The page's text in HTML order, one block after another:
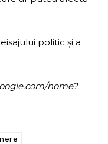
politic și a
home?